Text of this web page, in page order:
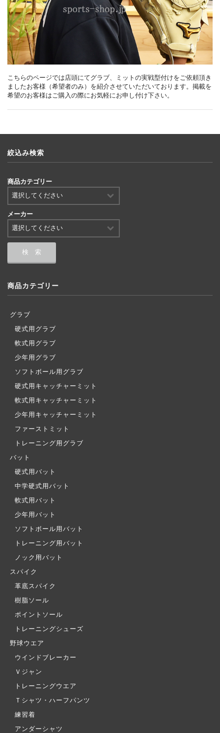
こちらのページでは店頭にてグラブ、ミットの実戦型付けをご依頼頂き
ましたお客様（希望者のみ）を紹介させていただいております。掲載を
希望のお客様はご購入の際にお気軽にお申し付け下さい。
絞込み検索
商品カテゴリー
メーカー
商品カテゴリー
グラブ
硬式用グラブ
軟式用グラブ
少年用グラブ
ソフトボール用グラブ
硬式用キャッチャーミット
軟式用キャッチャーミット
少年用キャッチャーミット
ファーストミット
トレーニング用グラブ
バット
硬式用バット
中学硬式用バット
軟式用バット
少年用バット
ソフトボール用バット
トレーニング用バット
ノック用バット
スパイク
革底スパイク
樹脂ソール
ポイントソール
トレーニングシューズ
野球ウエア
ウインドブレーカー
Ｖジャン
トレーニングウエア
Ｔシャツ・ハーフパンツ
練習着
アンダーシャツ